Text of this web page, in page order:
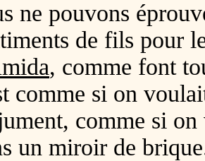
ne pouvons
de fils pour
, comme font
comme si on
comme si
un miroir de